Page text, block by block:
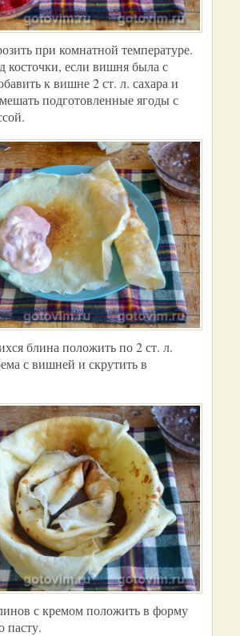
при комнатной температуре.
косточки, если вишня была с
к вишне 2 ст. л. сахара и
подготовленные ягоды с
блина положить по 2 ст. л.
с вишней и скрутить в
с кремом положить в форму
пасту.